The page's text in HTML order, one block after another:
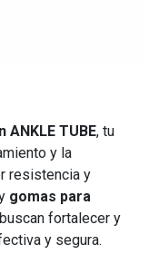
TUBE, tu
y la
resistencia y
gomas para
fortalecer y
y segura.